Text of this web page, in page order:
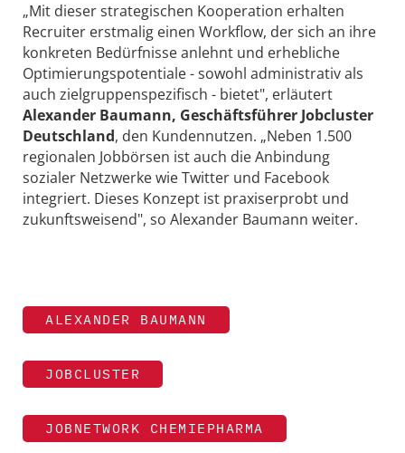
„Mit dieser strategischen Kooperation erhalten
Recruiter erstmalig einen Workflow, der sich an ihre
konkreten Bedürfnisse anlehnt und erhebliche
Optimierungspotentiale - sowohl administrativ als
auch zielgruppenspezifisch - bietet", erläutert
Alexander Baumann, Geschäftsführer Jobcluster
Deutschland, den Kundennutzen. „Neben 1.500
regionalen Jobbörsen ist auch die Anbindung
sozialer Netzwerke wie Twitter und Facebook
integriert. Dieses Konzept ist praxiserprobt und
zukunftsweisend", so Alexander Baumann weiter.
ALEXANDER BAUMANN
JOBCLUSTER
JOBNETWORK CHEMIEPHARMA